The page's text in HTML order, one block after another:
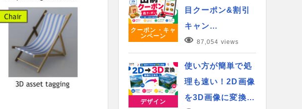
クーポン・キャ
ンペーン
目クーポン&割引
キャン…
87,054 views
デザイン
使い方が簡単で処
理も速い！2D画像
を3D画像に変換…